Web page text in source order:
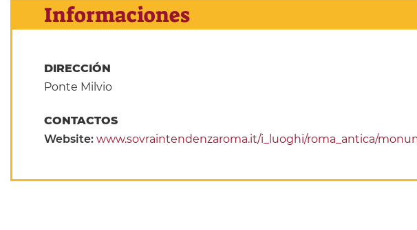
Informaciones
DIRECCIÓN
Ponte Milvio
CONTACTOS
Website: www.sovraintendenzaroma.it/i_luoghi/roma_antica/